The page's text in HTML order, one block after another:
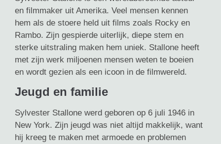
en filmmaker uit Amerika. Veel mensen kennen
hem als de stoere held uit films zoals Rocky en
Rambo. Zijn gespierde uiterlijk, diepe stem en
sterke uitstraling maken hem uniek. Stallone heeft
met zijn werk miljoenen mensen weten te boeien
en wordt gezien als een icoon in de filmwereld.
Jeugd en familie
Sylvester Stallone werd geboren op 6 juli 1946 in
New York. Zijn jeugd was niet altijd makkelijk, want
hij kreeg te maken met armoede en problemen